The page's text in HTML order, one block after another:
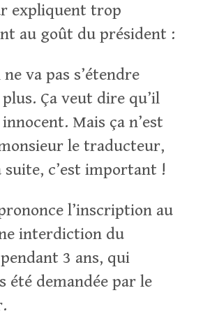
expliquent trop
au goût du président :
va pas s’étendre
Ça veut dire qu’il
Mais ça n’est
le traducteur,
suite, c’est important !
l’inscription au
interdiction du
3 ans, qui
été demandée par le